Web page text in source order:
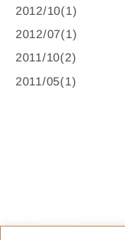
2012/10(1)
2012/07(1)
2011/10(2)
2011/05(1)